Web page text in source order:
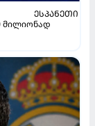
ᲔᲡᲞᲐᲜᲔᲗᲘ
მილიონად